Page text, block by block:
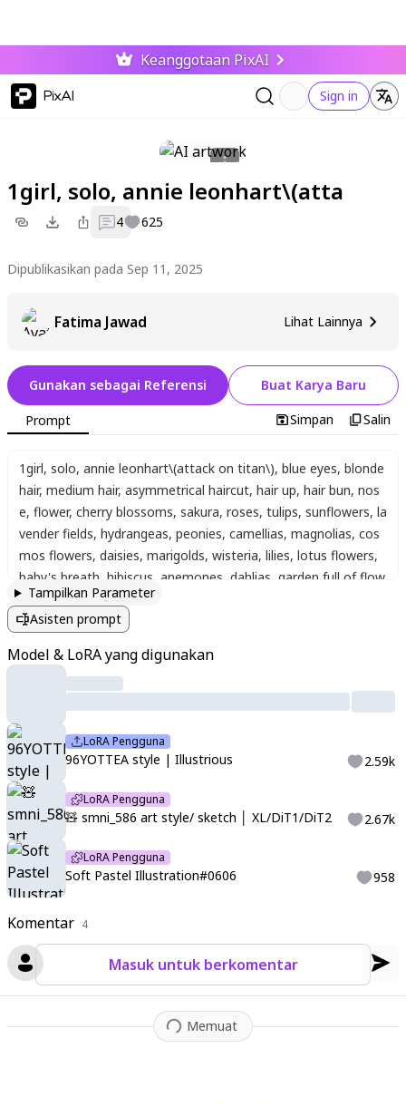
Keanggotaan PixAI
PixAI Sign in
1girl, solo, annie leonhart\(atta
4 625
Dipublikasikan pada Sep 11, 2025
Fatima Jawad Lihat Lainnya
Komentar 4
Masuk untuk berkomentar
Memuat
Gunakan sebagai Referensi Buat Karya Baru
Prompt Simpan Salin
1girl, solo, annie leonhart\(attack on titan\), blue eyes, blonde
hair, medium hair, asymmetrical haircut, hair up, hair bun, nos
e, flower, cherry blossoms, sakura, roses, tulips, sunflowers, la
vender fields, hydrangeas, peonies, camellias, magnolias, cos
mos flowers, daisies, marigolds, wisteria, lilies, lotus flowers,
baby's breath hibiscus anemones dahlias garden full of flow
ers, blooming meadow
d, flower field, bouquet of flowers
tel colors, minimal outlines, illustration style
ethereal lighting
ght colors, soft focus, shiny skin, glossy lips, aegyo sal, water
color
white background
s, aesthetic style#0606, sparkle , soft coloring
Tampilkan Parameter
Asisten prompt
Model & LoRA yang digunakan
LoRA Pengguna
96YOTTEA style | Illustrious 2.59k
LoRA Pengguna
🧸 smni_586 art style/ sketch │ XL/DiT1/DiT2 2.67k
LoRA Pengguna
Soft Pastel Illustration#0606 958